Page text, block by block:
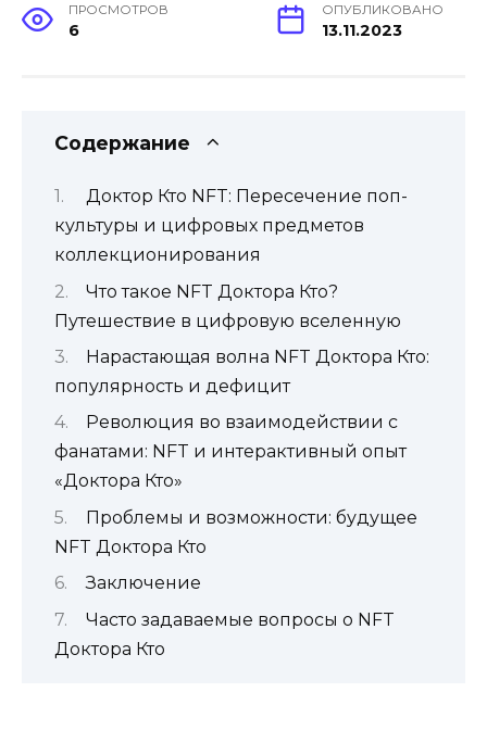
ПРОСМОТРОВ
6
ОПУБЛИКОВАНО
13.11.2023
Содержание
Доктор Кто NFT: Пересечение поп-
культуры и цифровых предметов
коллекционирования
Что такое NFT Доктора Кто?
Путешествие в цифровую вселенную
Нарастающая волна NFT Доктора Кто:
популярность и дефицит
Революция во взаимодействии с
фанатами: NFT и интерактивный опыт
«Доктора Кто»
Проблемы и возможности: будущее
NFT Доктора Кто
Заключение
Часто задаваемые вопросы о NFT
Доктора Кто